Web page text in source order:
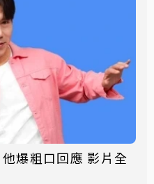
爆粗口回應 影片全